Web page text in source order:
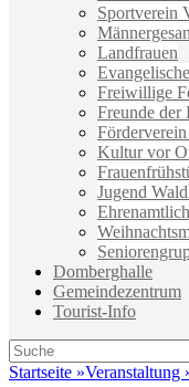
Sportverein
Landfrauen
Freiwillige
Freunde der
Kultur vor
Jugend
Domberghalle
Gemeindezentrum
Tourist-Info
Suche
Suche
nach:
Startseite »Veranstaltung